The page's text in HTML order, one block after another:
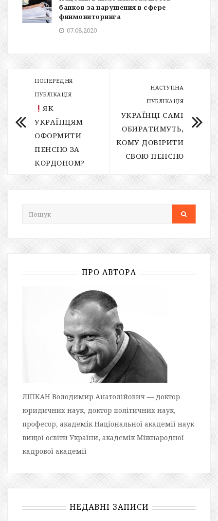
банков за нарушения в сфере
финмониторинга
07.08.2020
ПОПЕРЕДНЯ
ПУБЛІКАЦІЯ
ЯК
УКРАЇНЦЯМ
ОФОРМИТИ
ПЕНСІЮ ЗА
КОРДОНОМ?
НАСТУПНА
ПУБЛІКАЦІЯ
УКРАЇНЦІ САМІ
ОБИРАТИМУТЬ,
КОМУ ДОВІРИТИ
СВОЮ ПЕНСІЮ
ПРО АВТОРА
ЛІПКАН Володимир Анатолійович — доктор
юридичних наук, доктор політичних наук,
професор, академік Національної академії наук
вищої освіти України, академік Міжнародної
кадрової академії
НЕДАВНІ ЗАПИСИ